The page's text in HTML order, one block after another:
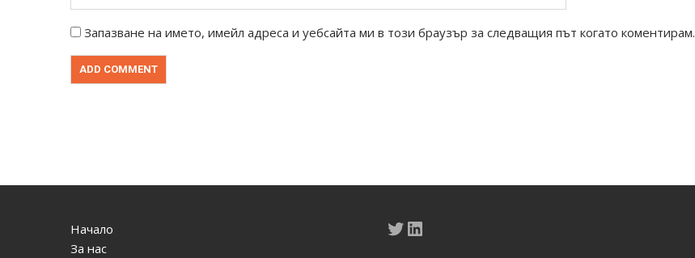
Запазване на името, имейл адреса и уебсайта ми в този браузър за следващия път когато коментирам.
Начало
За нас
Twitter
LinkedIn